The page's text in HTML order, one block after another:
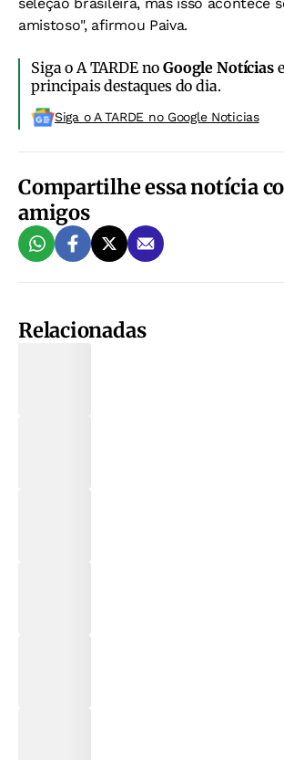
amistoso", afirmou Paiva.
Siga o A TARDE noGoogle Notícias
principais destaques do dia.
Siga o A TARDE no Google Noticias
Compartilhe essa notícia
amigos
Relacionadas